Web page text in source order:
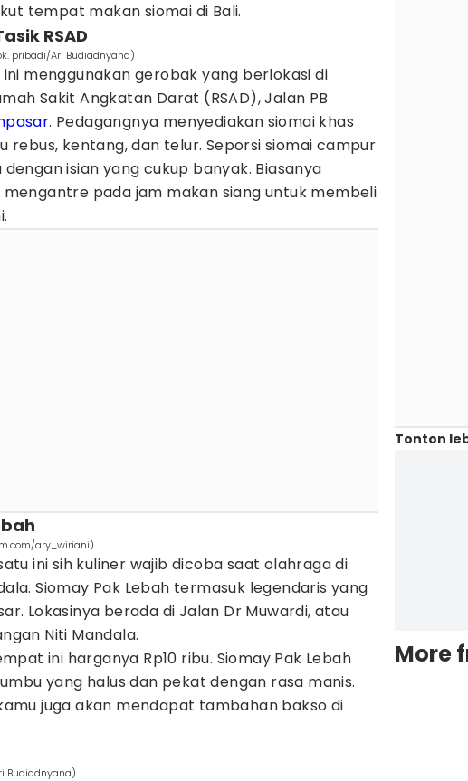
tempat makan siomai di Bali.
RSAD
pribadi/Ari Budiadnyana)
ini menggunakan gerobak yang berlokasi di
Sakit Angkatan Darat (RSAD), Jalan PB
. Pedagangnya menyediakan siomai khas
rebus, kentang, dan telur. Seporsi siomai campur
dengan isian yang cukup banyak. Biasanya
pada jam makan siang untuk membeli
ary_wiriani)
ini sih kuliner wajib dicoba saat olahraga di
Siomay Pak Lebah termasuk legendaris yang
Lokasinya berada di Jalan Dr Muwardi, atau
Niti Mandala.
ini harganya Rp10 ribu. Siomay Pak Lebah
yang halus dan pekat dengan rasa manis.
juga akan mendapat tambahan bakso di
Budiadnyana)
Tonton
More